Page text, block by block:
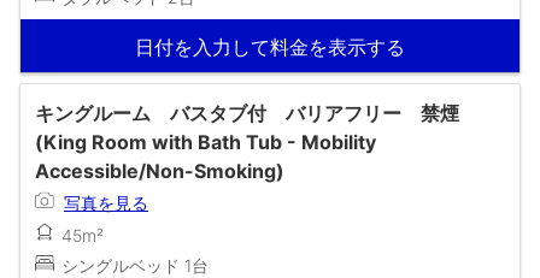
日付を入力して料金を表示する
キングルーム バスタブ付 バリアフリー 禁煙
(King Room with Bath Tub - Mobility
Accessible/Non-Smoking)
写真を見る
45m²
シングルベッド 1台